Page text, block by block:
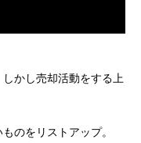
かし売却活動をする上
のをリストアップ。